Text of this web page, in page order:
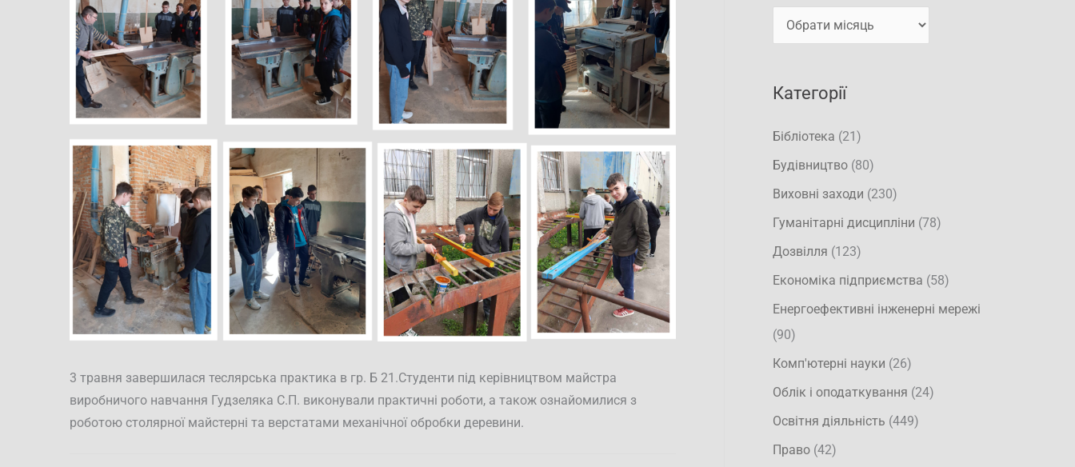
3 травня завершилася теслярська практика в гр. Б 21.Студенти під керівництвом майстра
виробничого навчання Гудзеляка С.П. виконували практичні роботи, а також ознайомилися з
роботою столярної майстерні та верстатами механічної обробки деревини.
т
Категорії
Бібліотека (21)
Будівництво (80)
Виховні заходи (230)
Гуманітарні дисципліни (78)
Дозвілля (123)
Економіка підприємства (58)
Енергоефективні інженерні мережі
(90)
Комп'ютерні науки (26)
Облік і оподаткування (24)
Освітня діяльність (449)
Право (42)